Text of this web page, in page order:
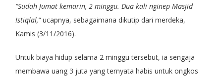
“Sudah Jumat kemarin, 2 minggu. Dua kali nginep Masjid
Istiqlal,”ucapnya, sebagaimana dikutip dari merdeka,
Kamis (3/11/2016).
Untuk biaya hidup selama 2 minggu tersebut, ia sengaja
membawa uang 3 juta yang ternyata habis untuk ongkos